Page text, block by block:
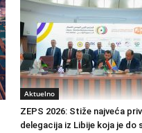
Aktuelno
ZEPS 2026: Stiže najveća
delegacija iz Libije koja je do